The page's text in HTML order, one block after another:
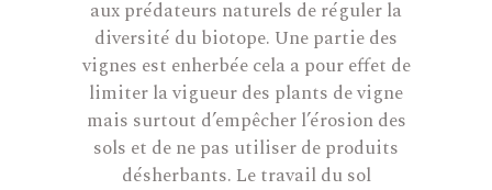
aux prédateurs naturels de réguler la
diversité du biotope. Une partie des
vignes est enherbée cela a pour effet de
limiter la vigueur des plants de vigne
mais surtout d’empêcher l’érosion des
sols et de ne pas utiliser de produits
désherbants. Le travail du sol